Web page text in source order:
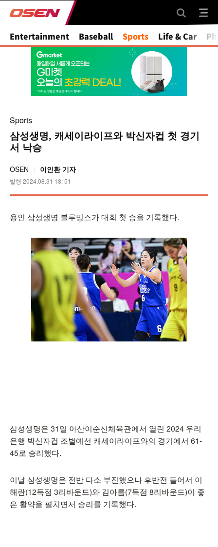
Mute
Entertainment Baseball Sports Life & Car
Sports
삼성생명, 캐세이라이프와 박신자컵 첫 경기
서 낙승
OSEN 이인환 기자
발행 2024.08.31 18: 51
용인 삼성생명 블루밍스가 대회 첫 승을 기록했다.
삼성생명은 31일 아산이순신체육관에서 열린 2024 우리
은행 박신자컵 조별예선 캐세이라이프와의 경기에서 61-
45로 승리했다.
이날 삼성생명은 전반 다소 부진했으나 후반전 들어서 이
해란(12득점 3리바운드)와 김아름(7득점 8리바운드)이 좋
은 활약을 펼치면서 승리를 기록했다.